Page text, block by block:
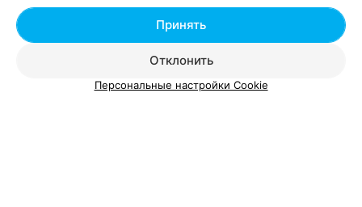
Добавить специалиста
Отклонить
Принять
Персональные настройки Cookie